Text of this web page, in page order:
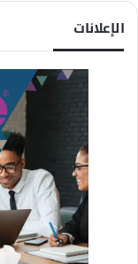
الإعلانات